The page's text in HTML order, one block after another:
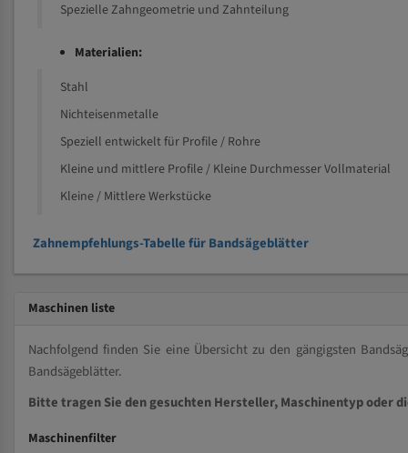
Spezielle Zahngeometrie und Zahnteilung
Materialien:
Stahl
Nichteisenmetalle
Speziell entwickelt für Profile / Rohre
Kleine und mittlere Profile / Kleine Durchmesser Vollmaterial
Kleine / Mittlere Werkstücke
Zahnempfehlungs-Tabelle für Bandsägeblätter
Maschinen liste
Nachfolgend finden Sie eine Übersicht zu den gängigsten
Bandsägeblätter.
Bitte tragen Sie den gesuchten Hersteller, Maschinentyp oder
Maschinenfilter